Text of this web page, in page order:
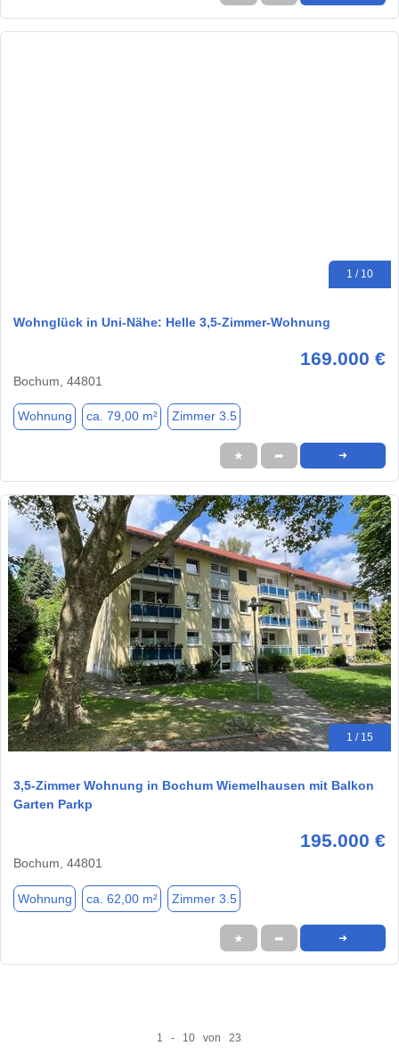
1 / 10
Wohnglück in Uni-Nähe: Helle 3,5-Zimmer-Wohnung
169.000 €
Bochum, 44801
Wohnung ca. 79,00 m² Zimmer 3.5
★ ➦ ➜
1 / 15
3,5-Zimmer Wohnung in Bochum Wiemelhausen mit Balkon
Garten Parkp
195.000 €
Bochum, 44801
Wohnung ca. 62,00 m² Zimmer 3.5
★ ➦ ➜
1 - 10 von 23